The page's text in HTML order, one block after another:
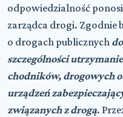
odpowiedzialność
zarządca drogi. Zgodnie
o drogach publicznych
szczególności
chodników, drogowych
urządzeń
związanych z drogą.